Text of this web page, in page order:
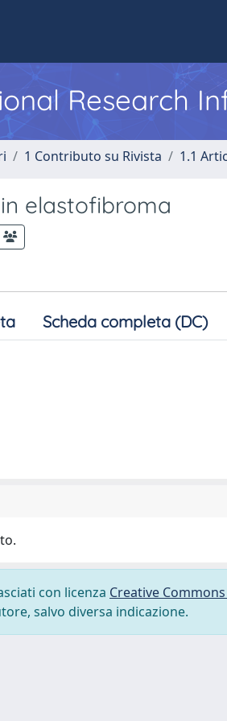
Research
1 Contributo su Rivista 1.1
elastofibroma
Scheda completa (DC)
con licenza Creative
salvo diversa indicazione.